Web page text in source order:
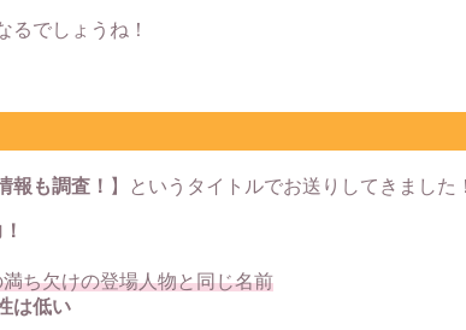
るでしょうね！
報も調査！ 】というタイトルでお送りしてきました！
ち欠けの登場人物と同じ名前
は低い